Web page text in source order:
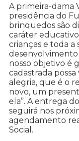
A primeira-dama
presidência do
brinquedos são
caráter
crianças e toda a
nosso objetivo é
cadastrada
alegria, que é o
novo, um
ela”. A entrega
seguirá nos
agendamento
Social.